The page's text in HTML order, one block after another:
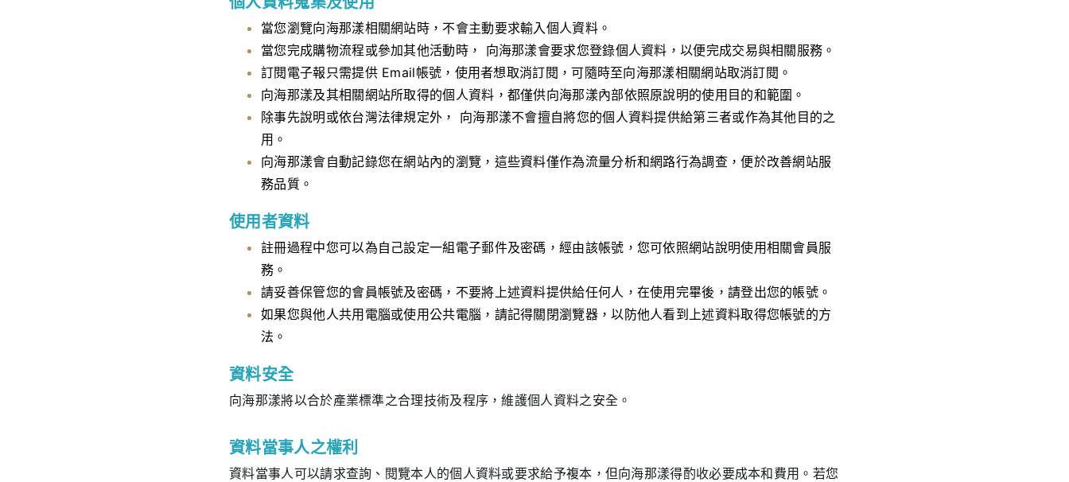
當您瀏覽向海那漾相關網站時，不會主動要求輸入個人資料。
當您完成購物流程或參加其他活動時， 向海那漾會要求您登錄個人資料，以便完成交易與相關服務。
訂閱電子報只需提供 Email帳號，使用者想取消訂閱，可隨時至向海那漾相關網站取消訂閱。
向海那漾及其相關網站所取得的個人資料，都僅供向海那漾內部依照原說明的使用目的和範圍。
除事先說明或依台灣法律規定外， 向海那漾不會擅自將您的個人資料提供給第三者或作為其他目的之
用。
向海那漾會自動記錄您在網站內的瀏覽，這些資料僅作為流量分析和網路行為調查，便於改善網站服
務品質。
使用者資料
註冊過程中您可以為自己設定一組電子郵件及密碼，經由該帳號，您可依照網站說明使用相關會員服
務。
請妥善保管您的會員帳號及密碼，不要將上述資料提供給任何人，在使用完畢後，請登出您的帳號。
如果您與他人共用電腦或使用公共電腦，請記得關閉瀏覽器，以防他人看到上述資料取得您帳號的方
法。
資料安全
向海那漾將以合於產業標準之合理技術及程序，維護個人資料之安全。
資料當事人之權利
資料當事人可以請求查詢、閱覽本人的個人資料或要求給予複本，但向海那漾得酌收必要成本和費用。若您